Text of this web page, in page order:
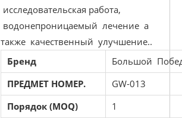
исследовательская работа,
водонепроницаемый лечение а
также качественный улучшение..
Бренд
Большой
ПРЕДМЕТ НОМЕР.
GW-013
Порядок (MOQ)
1